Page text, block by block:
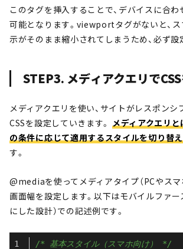
このタグを挿入することで、デバイスに合
可能となります。viewportタグがないと、
示がそのまま縮小されてしまうため、必ず設
STEP3. メディアクエリで
メディアクエリを使い、サイトがレスポンシ
CSSを設定していきます。 メディアクエリと
の条件に応じて適用するスタイルを切り替
す。
@mediaを使ってメディアタイプ（PCやスマ
画面幅を設定します。以下はモバイルファー
にした設計）での記述例です。
/* 基本スタイル（スマホ向け） */